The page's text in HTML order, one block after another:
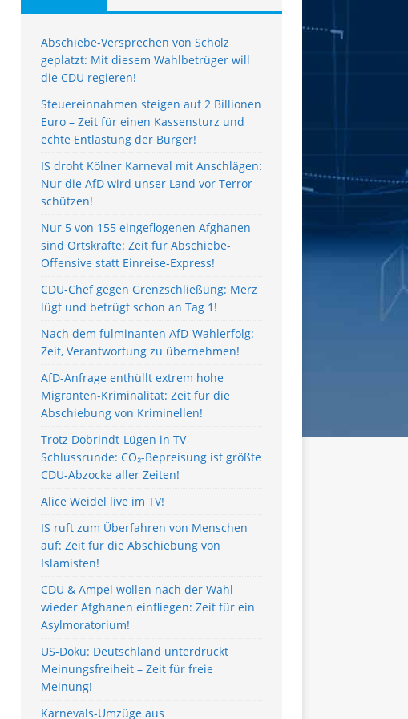
Abschiebe-Versprechen von Scholz
geplatzt: Mit diesem Wahlbetrüger will
die CDU regieren!
Steuereinnahmen steigen auf 2 Billionen
Euro – Zeit für einen Kassensturz und
echte Entlastung der Bürger!
IS droht Kölner Karneval mit Anschlägen:
Nur die AfD wird unser Land vor Terror
schützen!
Nur 5 von 155 eingeflogenen Afghanen
sind Ortskräfte: Zeit für Abschiebe-
Offensive statt Einreise-Express!
CDU-Chef gegen Grenzschließung: Merz
lügt und betrügt schon an Tag 1!
Nach dem fulminanten AfD-Wahlerfolg:
Zeit, Verantwortung zu übernehmen!
AfD-Anfrage enthüllt extrem hohe
Migranten-Kriminalität: Zeit für die
Abschiebung von Kriminellen!
Trotz Dobrindt-Lügen in TV-
Schlussrunde: CO₂-Bepreisung ist größte
CDU-Abzocke aller Zeiten!
Alice Weidel live im TV!
IS ruft zum Überfahren von Menschen
auf: Zeit für die Abschiebung von
Islamisten!
CDU & Ampel wollen nach der Wahl
wieder Afghanen einfliegen: Zeit für ein
Asylmoratorium!
US-Doku: Deutschland unterdrückt
Meinungsfreiheit – Zeit für freie
Meinung!
Karnevals-Umzüge aus